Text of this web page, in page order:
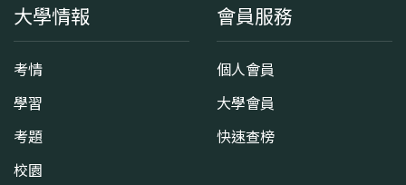
大學情報
考情
學習
考題
校園
會員服務
個人會員
大學會員
快速查榜